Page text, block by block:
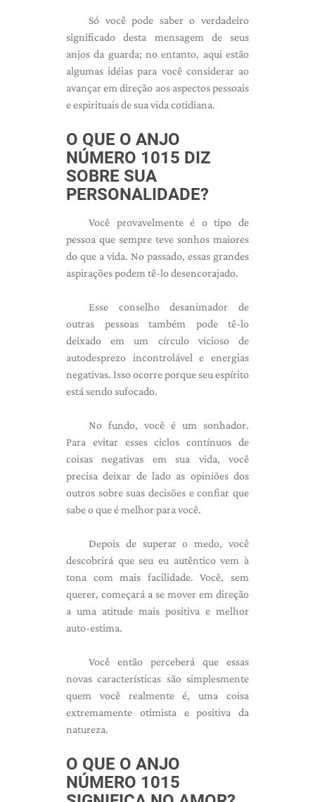
Só você pode saber o verdadeiro
significado desta mensagem de seus
anjos da guarda; no entanto, aqui estão
algumas idéias para você considerar ao
avançar em direção aos aspectos pessoais
e espirituais de sua vida cotidiana.
O QUE O ANJO
NÚMERO 1015 DIZ
SOBRE SUA
PERSONALIDADE?
Você provavelmente é o tipo de
pessoa que sempre teve sonhos maiores
do que a vida. No passado, essas grandes
aspirações podem tê-lo desencorajado.
Esse conselho desanimador de
outras pessoas também pode tê-lo
deixado em um círculo vicioso de
autodesprezo incontrolável e energias
negativas. Isso ocorre porque seu espírito
está sendo sufocado.
No fundo, você é um sonhador.
Para evitar esses ciclos contínuos de
coisas negativas em sua vida, você
precisa deixar de lado as opiniões dos
outros sobre suas decisões e confiar que
sabe o que é melhor para você.
Depois de superar o medo, você
descobrirá que seu eu autêntico vem à
tona com mais facilidade. Você, sem
querer, começará a se mover em direção
a uma atitude mais positiva e melhor
auto-estima.
Você então perceberá que essas
novas características são simplesmente
quem você realmente é, uma coisa
extremamente otimista e positiva da
natureza.
O QUE O ANJO
NÚMERO 1015